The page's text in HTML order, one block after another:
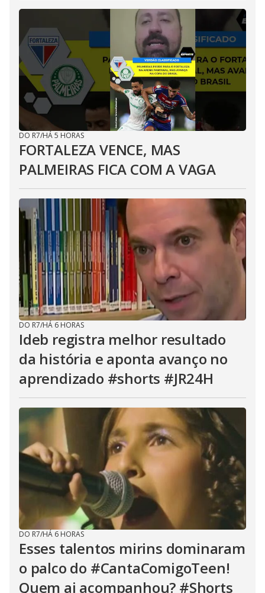
DO R7/HÁ 5 HORAS
FORTALEZA VENCE, MAS
PALMEIRAS FICA COM A VAGA
DO R7/HÁ 6 HORAS
Ideb registra melhor resultado
da história e aponta avanço no
aprendizado #shorts #JR24H
DO R7/HÁ 6 HORAS
Esses talentos mirins dominaram
o palco do #CantaComigoTeen!
Quem ai acompanhou? #Shorts